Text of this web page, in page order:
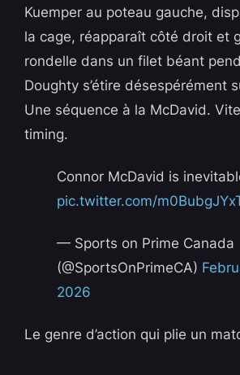
Kuemper au poteau gauche,
la cage, réapparaît côté droit et
rondelle dans un filet béant
Doughty s’étire désespérément
Une séquence à la McDavid.
timing.
Connor McDavid is
pic.twitter.com/
— Sports on Prime Canada
(@SportsOnPrimeCA)
2026
Le genre d’action qui plie un